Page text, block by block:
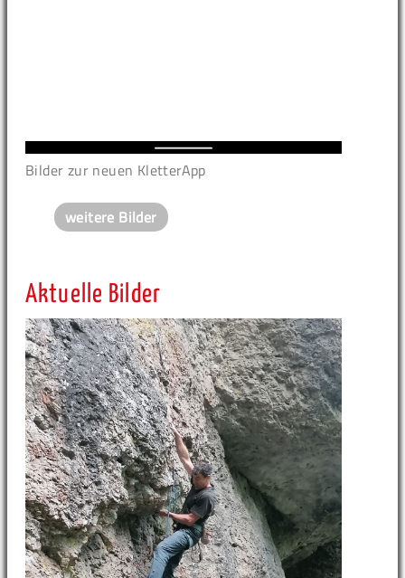
Bilder zur neuen KletterApp
weitere Bilder
Aktuelle Bilder